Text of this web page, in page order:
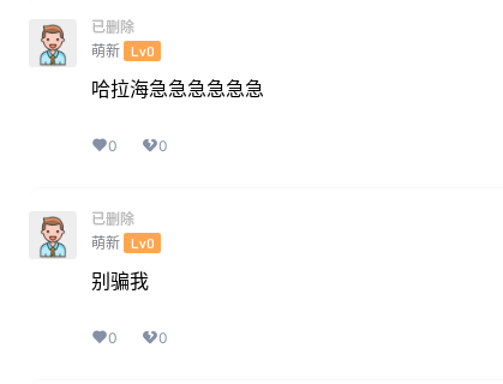
已删除
萌新 Lv0
哈拉海急急急急急急
0 0
已删除
萌新 Lv0
别骗我
0 0